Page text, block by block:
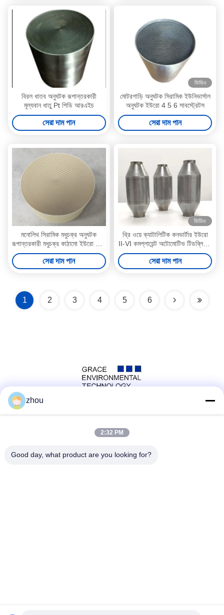
বিরল ধাতব অনুঘটক রূপান্তরকারী
মূল্যবান ধাতু Pt পিডি আরএইচ
সেরা দাম পান
ভিডিও
মোটরগাড়ি অনুঘটক সিরামিক ইউনিভার্সাল
অনুঘটক ইউরো 4 5 6 সাবস্ট্রেটস
সেরা দাম পান
মনোলিথ সিরামিক মধুচক্র অনুঘটক
রূপান্তরকারী মধুচক্র কাঠামো ইউরো 4 5
6
সেরা দাম পান
ভিডিও
থ্রি ওয়ে ক্যাটালিটিক কনভার্টার ইউরো
II-VI কমপ্লায়েন্ট অটোমোটিভ টিডব্লিউসি
- ২.৫" ৫০ সেল
সেরা দাম পান
1 2 3 4 5 6
zhou
2:32 PM
Good day, what product are you looking for?